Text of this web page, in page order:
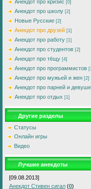
Анекдот про кризис [0]
Анекдот про школу [2]
Новые Русские [2]
Анекдот про друзей [1]
Анекдот про работу [1]
Анекдот про студентов [2]
Анекдот про тёщу [4]
Анекдот про программистов
Анекдот про мужьей и жен [2]
Анекдот про парней и
Анекдот про отдых [1]
Другие разделы
Статусы
Онлайн игры
Видео
Лучшие анекдоты
[09.08.2013]
Анекдот Стивен сигал (0)